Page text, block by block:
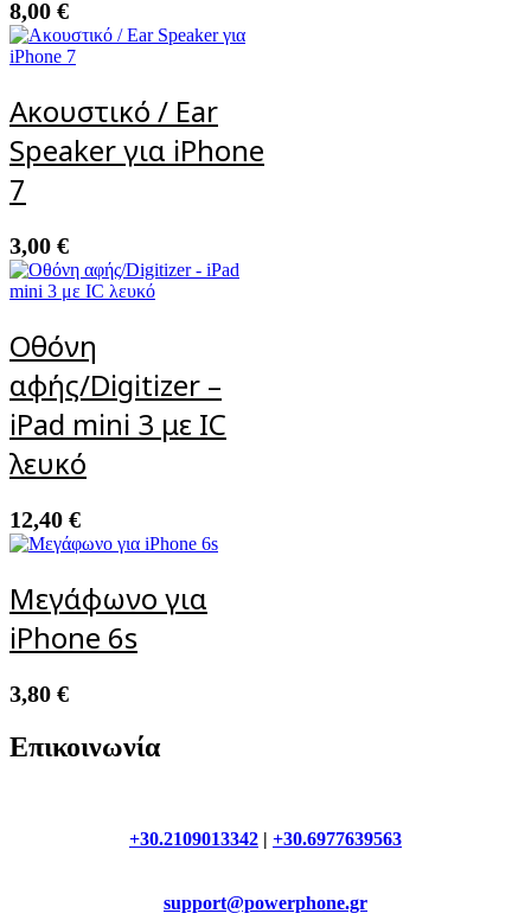
8,00 €
Ακουστικό / Ear
Speaker για iPhone
7
3,00 €
Οθόνη
αφής/Digitizer –
iPad mini 3 με IC
λευκό
12,40 €
Μεγάφωνο για
iPhone 6s
3,80 €
Επικοινωνία
+30.2109013342 +30.6977639563
support@powerphone.gr